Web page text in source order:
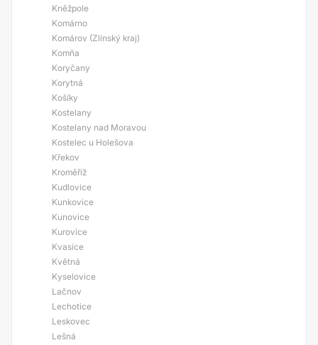
Kněžpole
Komárno
Komárov (Zlínský kraj)
Komňa
Koryčany
Korytná
Košíky
Kostelany
Kostelany nad Moravou
Kostelec u Holešova
Křekov
Kroměříž
Kudlovice
Kunkovice
Kunovice
Kurovice
Kvasice
Květná
Kyselovice
Lačnov
Lechotice
Leskovec
Lešná